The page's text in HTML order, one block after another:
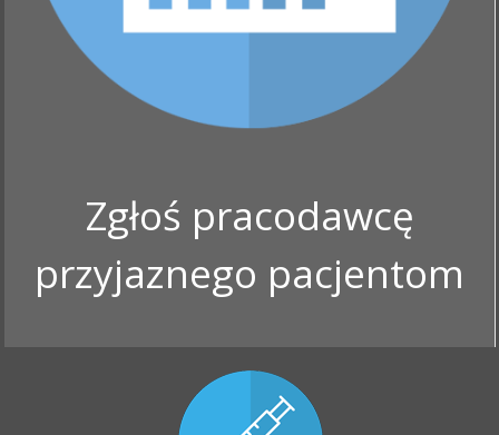
Zgłoś pracodawcę
przyjaznego pacjentom